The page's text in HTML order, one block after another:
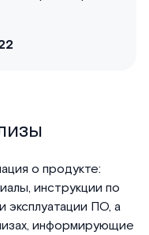
о продукте:
инструкции по
эксплуатации ПО, а
информирующие